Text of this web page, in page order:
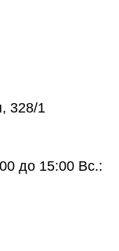
328/1
до 15:00 Вс.: